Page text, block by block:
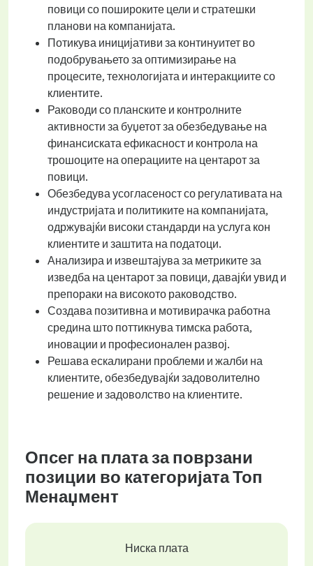
повици со пошироките цели и стратешки
планови на компанијата.
Потикува иницијативи за континуитет во
подобрувањето за оптимизирање на
процесите, технологијата и интеракциите со
клиентите.
Раководи со планските и контролните
активности за буџетот за обезбедување на
финансиската ефикасност и контрола на
трошоците на операциите на центарот за
повици.
Обезбедува усогласеност со регулативата на
индустријата и политиките на компанијата,
одржувајќи високи стандарди на услуга кон
клиентите и заштита на податоци.
Анализира и извештајува за метриките за
изведба на центарот за повици, давајќи увид и
препораки на високото раководство.
Создава позитивна и мотивирачка работна
средина што поттикнува тимска работа,
иновации и професионален развој.
Решава ескалирани проблеми и жалби на
клиентите, обезбедувајќи задоволително
решение и задоволство на клиентите.
Опсег на плата за поврзани
позиции во категоријата Топ
Менаџмент
Ниска плата